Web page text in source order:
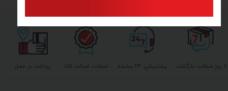
پشتیبانی ۲۴ ساعته پرداخت در محل ۷ روز ضمانت بازگشت ضمانت اصالت کالا